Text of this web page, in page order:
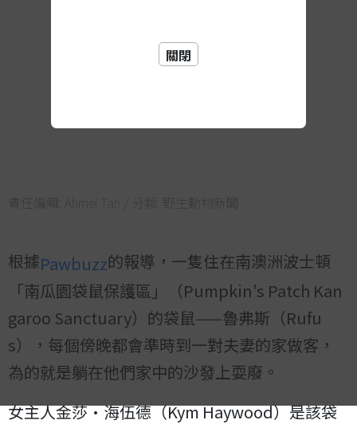
責任編輯: / 分類: 野生動物新聞
根據Pawbuzz的報導，一隻住在南澳洲波士頓
「南瓜園袋鼠保護區」（Pumpkin's Patch Kan
garoo Sanctuary）的袋鼠——魯弗斯（Rufu
s），每個傍晚都會準時到一對夫妻的家做客，
為的就是躺在他們家中的沙發上耍廢。
女主人金莎·海伍德（Kym Haywood）是該袋
關閉